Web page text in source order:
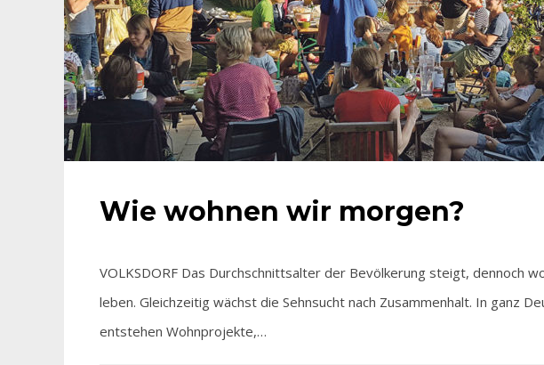
Wie wohnen wir morgen?
VOLKSDORF Das Durchschnittsalter der Bevölkerung steigt, dennoch
leben. Gleichzeitig wächst die Sehnsucht nach Zusammenhalt. In ganz
entstehen Wohnprojekte,…